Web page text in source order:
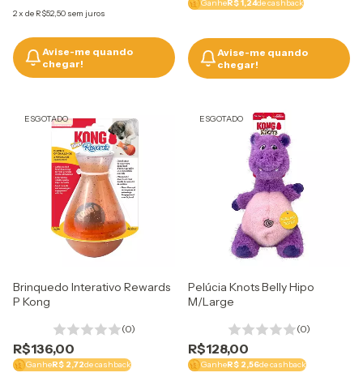
2x de R$52,50 sem juros
Avise-me quando
chegar!
GanheR$ 1,24de cashback
Avise-me quando
chegar!
ESGOTADO
Brinquedo Interativo Rewards
P Kong
(0)
R$136,00
GanheR$ 2,72de cashback
ESGOTADO
Pelúcia Knots Belly Hipo
M/Large
(0)
R$128,00
GanheR$ 2,56de cashback